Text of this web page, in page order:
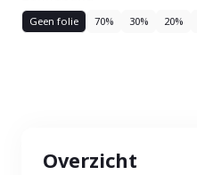
Geen folie 70% 30% 20%
Overzicht